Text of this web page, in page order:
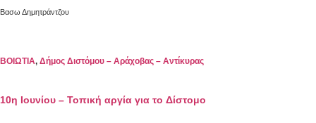
Βασω Δημητράντζου
ΒΟΙΩΤΙΑ, Δήμος Διστόμου – Αράχοβας – Αντίκυρας
10η Ιουνίου – Τοπική αργία για το Δίστομο